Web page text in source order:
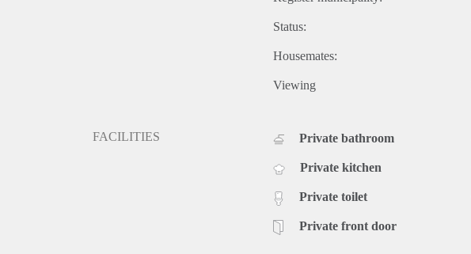
Status:
Housemates:
Viewing
FACILITIES Private bathroom
Private kitchen
Private toilet
Private front door